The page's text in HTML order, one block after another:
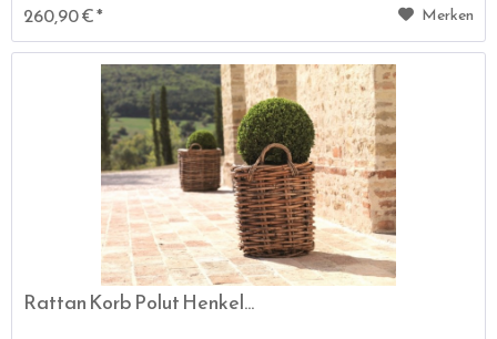
260,90 € * Merken
Rattan Korb Polut Henkel...